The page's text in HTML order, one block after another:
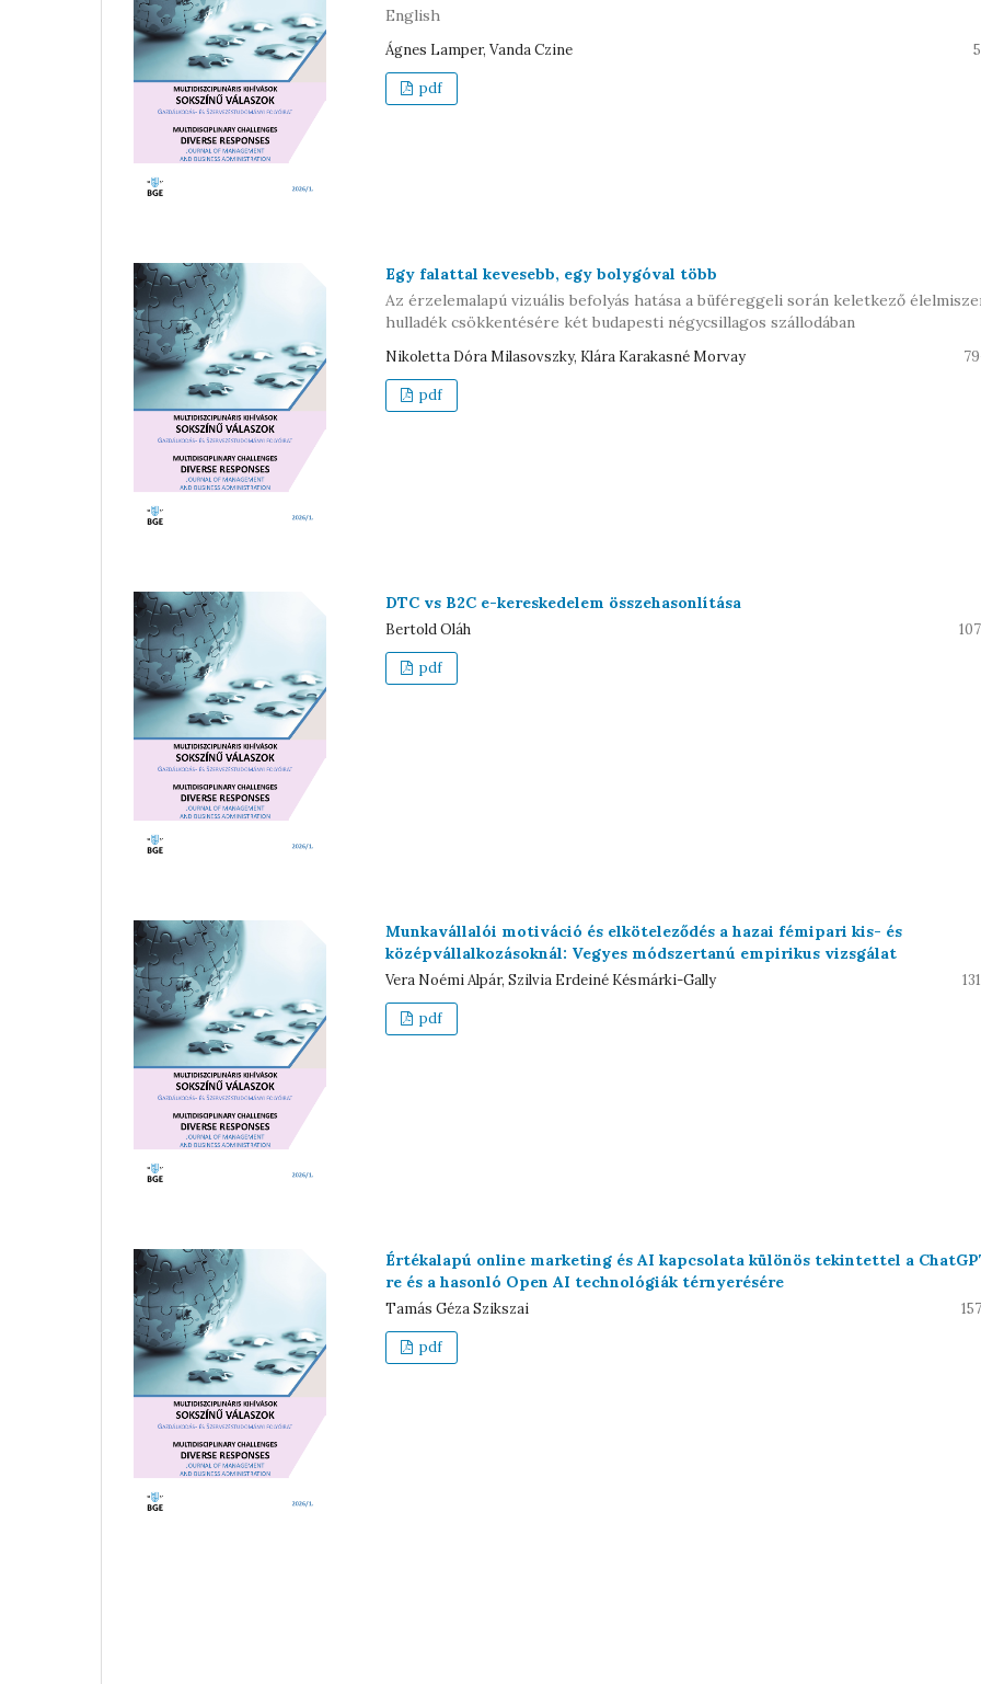
English
Ágnes Lamper, Vanda Czine
pdf
Egy falattal kevesebb, egy bolygóval több
Az érzelemalapú vizuális befolyás hatása a büféreggeli során keletkező
hulladék csökkentésére két budapesti négycsillagos szállodában
Nikoletta Dóra Milasovszky, Klára Karakasné Morvay
pdf
DTC vs B2C e-kereskedelem összehasonlítása
Bertold Oláh
pdf
Munkavállalói motiváció és elköteleződés a hazai fémipari kis- és
középvállalkozásoknál: Vegyes módszertanú empirikus vizsgálat
Vera Noémi Alpár, Szilvia Erdeiné Késmárki-Gally
pdf
Értékalapú online marketing és AI kapcsolata különös tekintettel a
re és a hasonló Open AI technológiák térnyerésére
Tamás Géza Szikszai
pdf